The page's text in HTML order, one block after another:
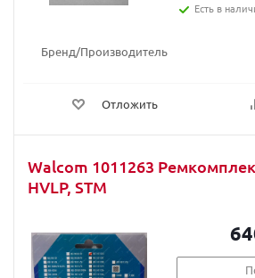
Бренд/Производитель
Отложить
Есть в
Walcom 1011263
HVLP, STM